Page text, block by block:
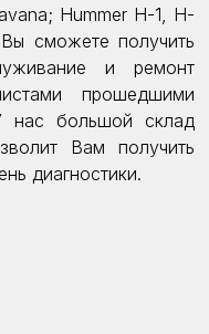
Hummer H-1, H-
сможете получить
и ремонт
прошедшими
нас большой склад
Вам получить
диагностики.